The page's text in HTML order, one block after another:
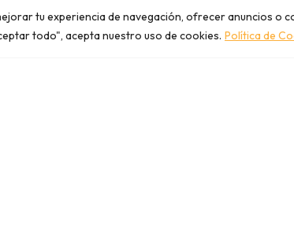
tu experiencia de navegación, ofrecer anuncios o
todo", acepta nuestro uso de cookies. Política de